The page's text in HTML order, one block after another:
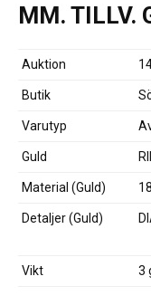
MM. TILLV.
Auktion
Butik
Varutyp
Guld
Material (Guld)
Detaljer (Guld)
Vikt 3